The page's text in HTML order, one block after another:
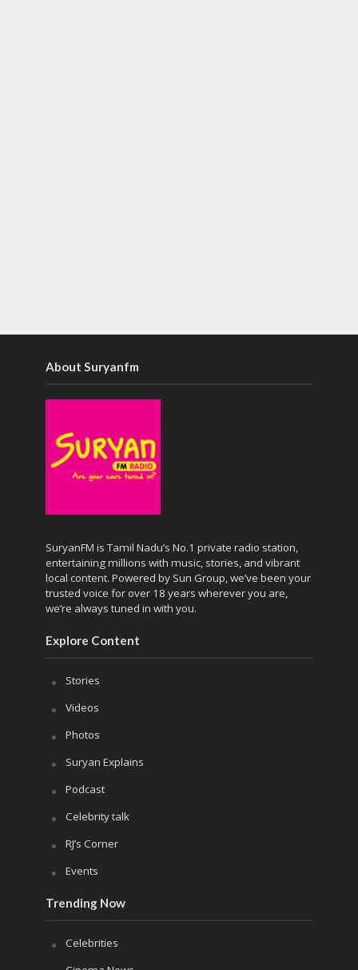
About Suryanfm
SuryanFM is Tamil Nadu’s No.1 private radio station,
entertaining millions with music, stories, and vibrant
local content. Powered by Sun Group, we’ve been your
trusted voice for over 18 years wherever you are,
we’re always tuned in with you.
Explore Content
Stories
Videos
Photos
Suryan Explains
Podcast
Celebrity talk
RJ’s Corner
Events
Trending Now
Celebrities